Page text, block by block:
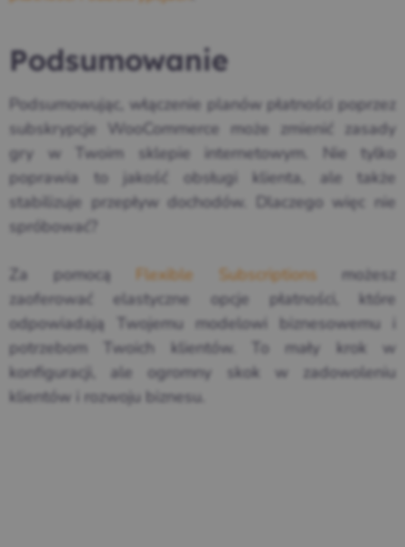
Podsumowanie
Podsumowując, włączenie planów płatności poprzez
subskrypcje WooCommerce może zmienić zasady
gry w Twoim sklepie internetowym. Nie tylko
poprawia to jakość obsługi klienta, ale także
stabilizuje przepływ dochodów. Dlaczego więc nie
spróbować?
Za pomocą Flexible Subscriptions możesz
zaoferować elastyczne opcje płatności, które
odpowiadają Twojemu modelowi biznesowemu i
potrzebom Twoich klientów. To mały krok w
konfiguracji, ale ogromny skok w zadowoleniu
klientów i rozwoju biznesu.